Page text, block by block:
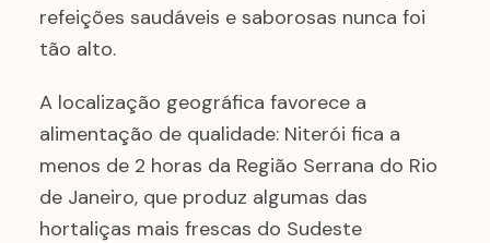
refeições saudáveis e saborosas nunca foi
tão alto.
A localização geográfica favorece a
alimentação de qualidade: Niterói fica a
menos de 2 horas da Região Serrana do Rio
de Janeiro, que produz algumas das
hortaliças mais frescas do Sudeste